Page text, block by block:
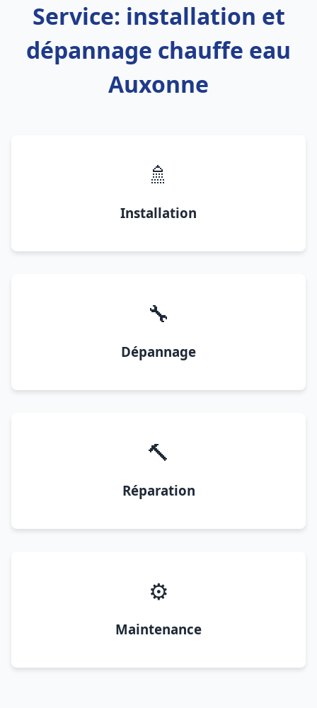
Service: installation et
dépannage chauffe eau
Auxonne
🚿
Installation
🔧
Dépannage
🔨
Réparation
⚙️
Maintenance